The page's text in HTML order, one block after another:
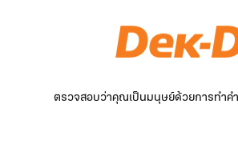
ตรวจสอบว่าคุณเป็นมนุษย์ด้วยการทำคำ